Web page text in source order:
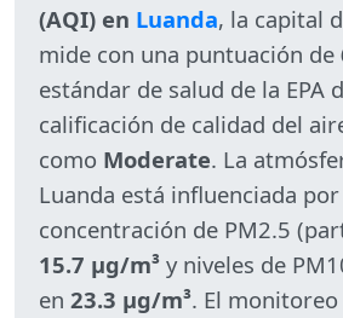
(AQI) en Luanda, la capital
mide con una puntuación de
estándar de salud de la EPA
calificación de calidad del
como Moderate. La
Luanda está influenciada
concentración de PM2.5
15.7 µg/m³ y niveles de
en 23.3 µg/m³. El monitoreo